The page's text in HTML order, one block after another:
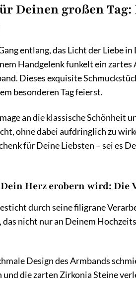
Deinen großen
entlang, das Licht der Liebe
Handgelenk funkelt ein
Dieses exquisite
besonderen Tag feierst.
an die klassische Schönheit
ohne dabei aufdringlich zu
für Deine Liebsten – sei es
Herz erobern wird:
durch seine filigrane
das nicht nur an Deinem
Design des Armbands
die zarten Zirkonia Steine